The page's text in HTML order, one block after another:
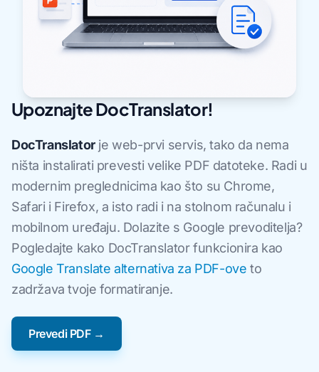
Upoznajte DocTranslator!
DocTranslatorje web-prvi servis, tako da nema
ništa instalirati prevesti velike PDF datoteke. Radi u
modernim preglednicima kao što su Chrome,
Safari i Firefox, a isto radi i na stolnom računalu i
mobilnom uređaju. Dolazite s Google prevoditelja?
Pogledajte kako DocTranslator funkcionira kao
Google Translate alternativa za PDF-ove to
zadržava tvoje formatiranje.
Prevedi PDF →